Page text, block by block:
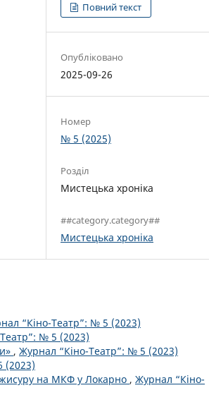
Повний текст
Опубліковано
2025-09-26
Номер
№ 5 (2025)
Розділ
Мистецька хроніка
##category.category##
Мистецька хроніка
“Кіно-Театр”: № 5 (2023)
№ 5 (2023)
, Журнал “Кіно-Театр”: № 5 (2023)
(2023)
на МКФ у Локарно , Журнал “Кіно-